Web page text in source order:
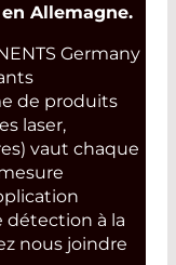
Allemagne.
Germany
de produits
laser,
vaut chaque
détection à la
nous joindre